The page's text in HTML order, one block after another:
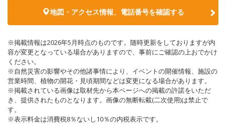
地図・アクセス情報、電話番号を確認する
※掲載情報は2026年5月時点のものです。随時更新をしておりますが内
容が変更となっている場合がありますので、事前にご確認の上おでかけ
ください。
※自然災害の影響やその他諸事情により、イベントの開催情報、施設の
営業時間、植物の開花・見頃期間などは変更になる場合があります。
※掲載されている画像は取材先から本ページへの掲載の許諾をいただ
き、提供されたものとなります。画像の無断転載(二次使用)は禁止で
す。
※表示料金は消費税8％ないし10％の内税表示です。